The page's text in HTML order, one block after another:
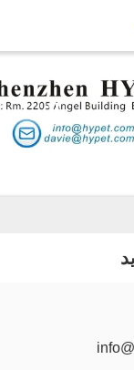
محصولات